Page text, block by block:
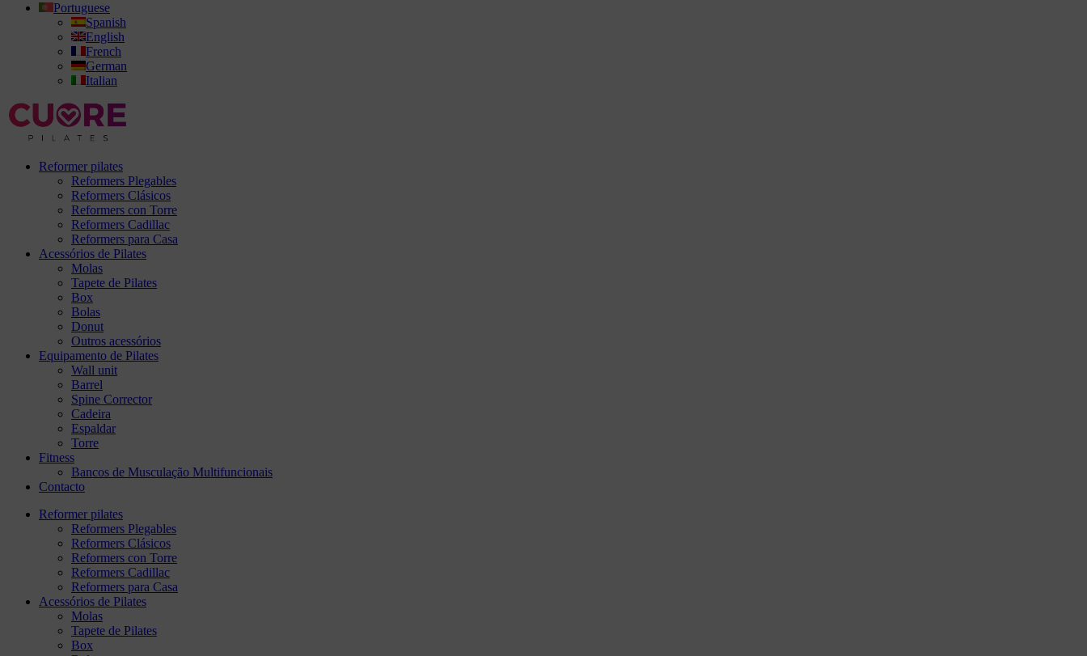
Portuguese
Spanish
English
French
German
Italian
Reformer pilates
Reformers Plegables
Reformers Clásicos
Reformers con Torre
Reformers Cadillac
Reformers para Casa
Acessórios de Pilates
Molas
Tapete de Pilates
Box
Bolas
Donut
Outros acessórios
Equipamento de Pilates
Wall unit
Barrel
Spine Corrector
Cadeira
Espaldar
Torre
Fitness
Bancos de Musculação Multifuncionais
Contacto
Reformer pilates
Reformers Plegables
Reformers Clásicos
Reformers con Torre
Reformers Cadillac
Reformers para Casa
Acessórios de Pilates
Molas
Tapete de Pilates
Box